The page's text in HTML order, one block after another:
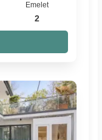
Emelet
2